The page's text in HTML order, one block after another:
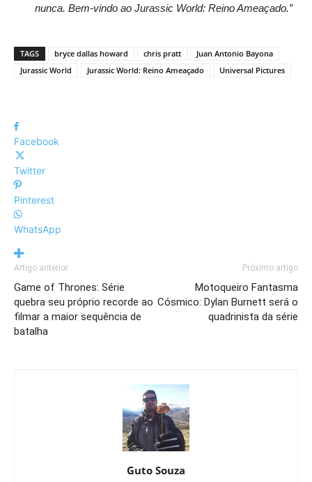
nunca. Bem-vindo ao Jurassic World: Reino Ameaçado.”
TAGS bryce dallas howard chris pratt
Juan Antonio Bayona
Jurassic World
Jurassic World: Reino Ameaçado Universal Pictures
Facebook
Twitter
Pinterest
WhatsApp
Artigo anterior
Game of Thrones: Série
quebra seu próprio recorde ao
filmar a maior sequência de
batalha
Próximo artigo
Motoqueiro Fantasma
Cósmico: Dylan Burnett será o
quadrinista da série
Guto Souza